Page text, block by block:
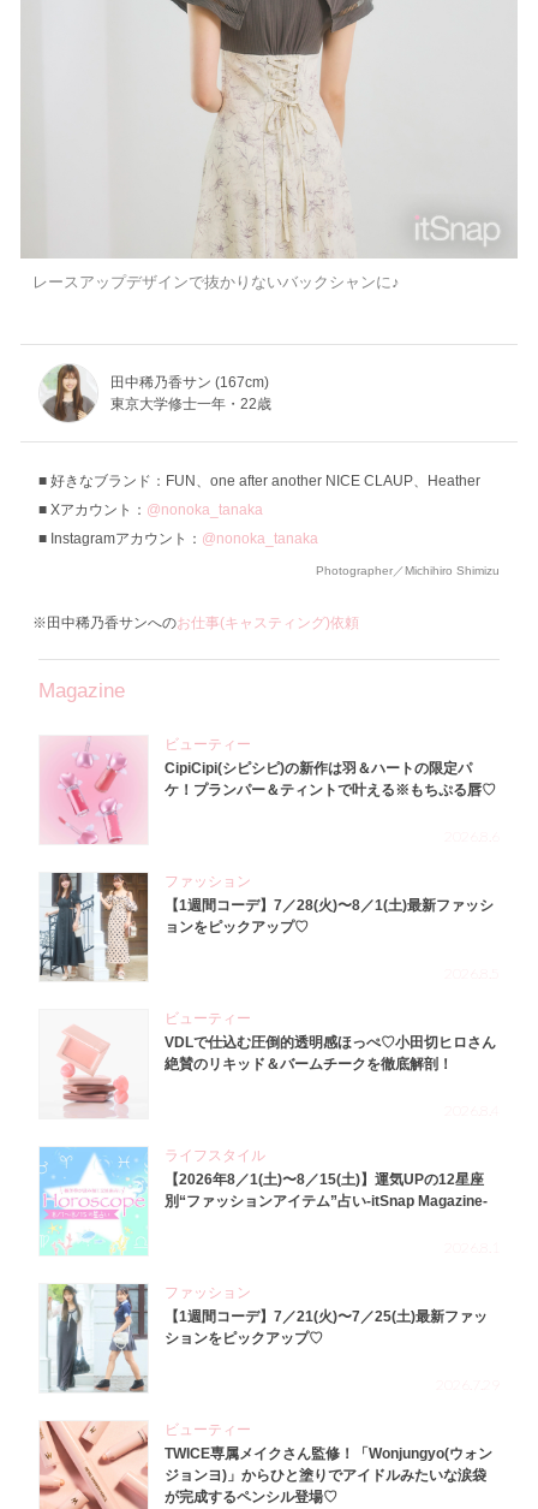
レースアップデザインで抜かりないバックシャンに♪
田中稀乃香サン (167cm)
東京大学修士一年・22歳
好きなブランド：FUN、one after another NICE CLAUP、Heather
Xアカウント： @nonoka_tanaka
Instagramアカウント： @nonoka_tanaka
Photographer／Michihiro Shimizu
※田中稀乃香サンへのお仕事(キャスティング)依頼
Magazine
ビューティー
CipiCipi(シピシピ)の新作は羽＆ハートの限定パ
ケ！プランパー＆ティントで叶える※もちぷる唇♡
ファッション
【1週間コーデ】7／28(火)〜8／1(土)最新ファッシ
ョンをピックアップ♡
ビューティー
VDLで仕込む圧倒的透明感ほっぺ♡小田切ヒロさん
絶賛のリキッド＆バームチークを徹底解剖！
ライフスタイル
【2026年8／1(土)〜8／15(土)】運気UPの12星座
別“ファッションアイテム”占い-itSnap Magazine-
ファッション
【1週間コーデ】7／21(火)〜7／25(土)最新ファッ
ションをピックアップ♡
ビューティー
TWICE専属メイクさん監修！「Wonjungyo(ウォン
ジョンヨ)」からひと塗りでアイドルみたいな涙袋
が完成するペンシル登場♡